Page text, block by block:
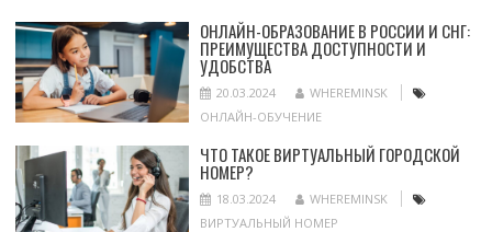
ОНЛАЙН-ОБРАЗОВАНИЕ В РОССИИ И СНГ:
ПРЕИМУЩЕСТВА ДОСТУПНОСТИ И
УДОБСТВА
20.03.2024
WHEREMINSK
ОНЛАЙН-ОБУЧЕНИЕ
ЧТО ТАКОЕ ВИРТУАЛЬНЫЙ ГОРОДСКОЙ
НОМЕР?
18.03.2024
WHEREMINSK
ВИРТУАЛЬНЫЙ НОМЕР